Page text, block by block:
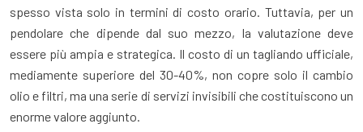
spesso vista solo in termini di costo orario. Tuttavia, per un
pendolare che dipende dal suo mezzo, la valutazione deve
essere più ampia e strategica. Il costo di un tagliando ufficiale,
mediamente superiore del 30-40%, non copre solo il cambio
olio e filtri, ma una serie di servizi invisibili che costituiscono un
enorme valore aggiunto.